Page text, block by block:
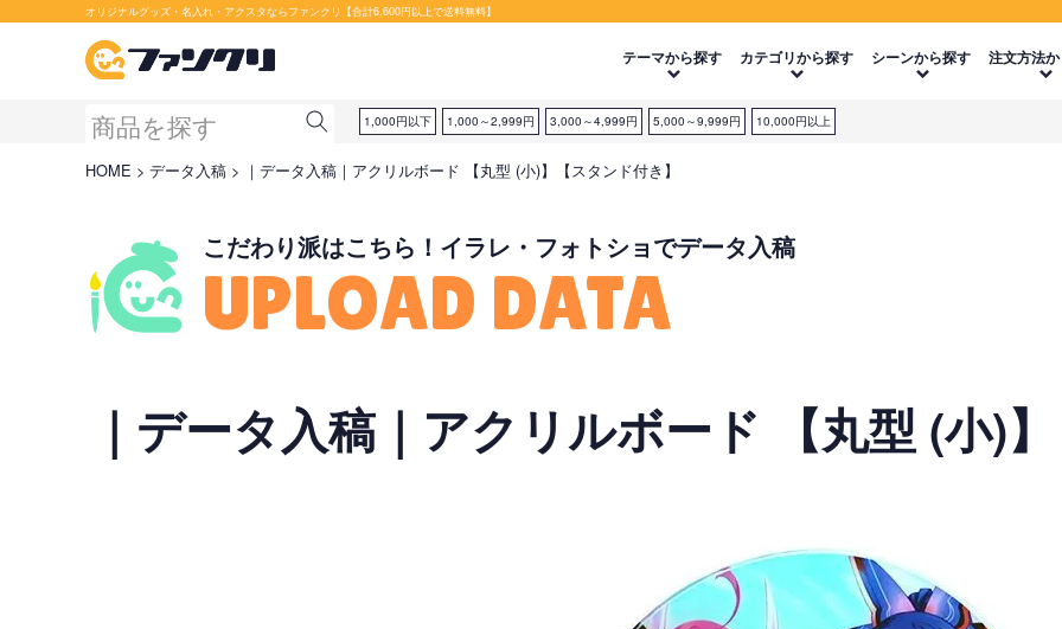
オリジナルグッズ・名入れ・アクスタならファンクリ【合計6,600円以上で送料無料】
テーマから探す カテゴリから探す シーンから探す 注文方法
1,000円以下 1,000～2,999円 3,000～4,999円 5,000～9,999円 10,000円以上
HOME データ入稿 ｜データ入稿｜アクリルボード 【丸型 (小)】【スタンド付き】
こだわり派はこちら！イラレ・フォトショでデータ入稿
UPLOAD DATA
｜データ入稿｜アクリルボード 【丸型 (小)